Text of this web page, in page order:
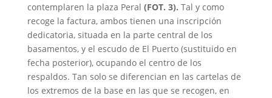
contemplaren la plaza Peral (FOT. 3). Tal y como
recoge la factura, ambos tienen una inscripción
dedicatoria, situada en la parte central de los
basamentos, y el escudo de El Puerto (sustituido en
fecha posterior), ocupando el centro de los
respaldos. Tan solo se diferencian en las cartelas de
los extremos de la base en las que se recogen, en